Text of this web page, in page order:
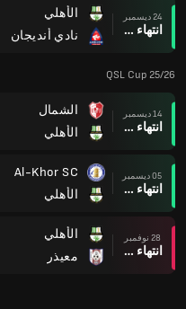
24 ديسمبر
انتهاء وقت المباراة
الأهلي
نادي أنديجان
QSL Cup 25/26
14 ديسمبر
انتهاء وقت المباراة
الشمال
الأهلي
05 ديسمبر
انتهاء وقت المباراة
Al-Khor SC
الأهلي
28 نوفمبر
انتهاء وقت المباراة
الأهلي
معيذر